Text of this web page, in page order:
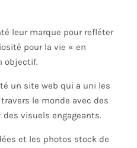
leur marque pour refléter
pour la vie « en
objectif.
un site web qui a uni les
le monde avec des
visuels engageants.
et les photos stock de